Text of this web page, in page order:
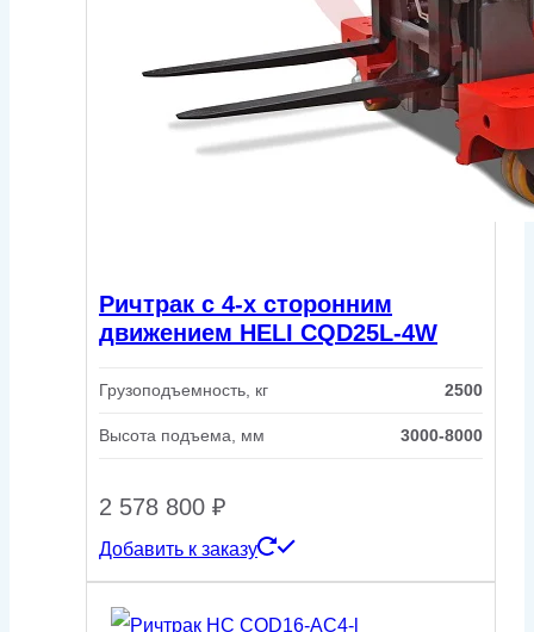
Ричтрак с 4-х сторонним
движением HELI CQD25L-4W
Грузоподъемность, кг 2500
Высота подъема, мм 3000-8000
2 578 800 ₽
Добавить к заказу